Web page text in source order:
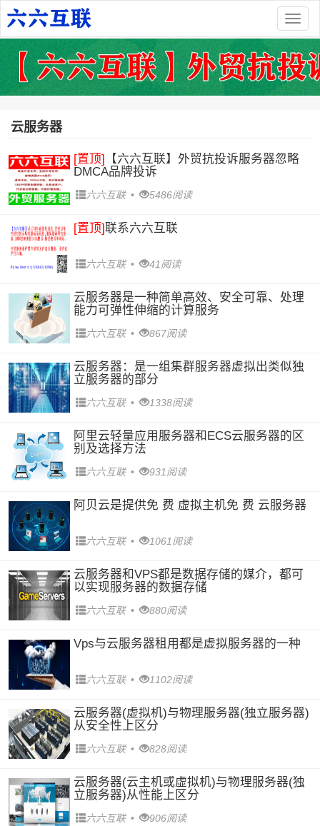
云服务器
[置顶] 【六六互联】外贸抗投诉服务器忽略
DMCA品牌投诉
六六互联 • 5486阅读
[置顶]联系六六互联
六六互联 • 41阅读
云服务器是一种简单高效、安全可靠、处理
能力可弹性伸缩的计算服务
六六互联 • 867阅读
云服务器：是一组集群服务器虚拟出类似独
立服务器的部分
六六互联 • 1338阅读
阿里云轻量应用服务器和ECS云服务器的区
别及选择方法
六六互联 • 931阅读
阿贝云是提供免 费 虚拟主机免 费 云服务器
六六互联 • 1061阅读
云服务器和VPS都是数据存储的媒介，都可
以实现服务器的数据存储
六六互联 • 880阅读
Vps与云服务器租用都是虚拟服务器的一种
六六互联 • 1102阅读
云服务器(虚拟机)与物理服务器(独立服务器)
从安全性上区分
六六互联 • 828阅读
云服务器(云主机或虚拟机)与物理服务器(独
立服务器)从性能上区分
六六互联 • 906阅读